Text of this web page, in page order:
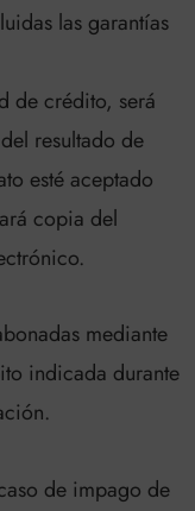
las garantías
de crédito, será
resultado de
esté aceptado
copia del
mediante
indicada durante
de impago de